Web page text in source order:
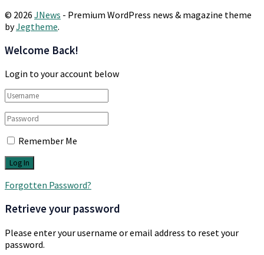
© 2026 JNews - Premium WordPress news & magazine theme
byJegtheme.
Welcome Back!
Login to your account below
Remember Me
Forgotten Password?
Retrieve your password
Please enter your username or email address to reset your
password.